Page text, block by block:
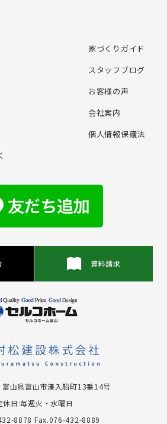
家づくりガイド
スタッフブログ
お客様の声
会社案内
個⼈情報保護法
資料請求
⼭県富⼭市湊⼊船町13番14号
休日:毎週火・水曜日
8878 Fax.076-432-8889